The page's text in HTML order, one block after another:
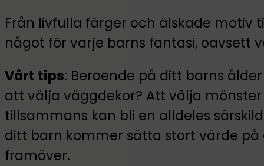
Från livfulla färger och älskade motiv
något för varje barns fantasi, oavsett
Vårt tips: Beroende på ditt barns
att välja väggdekor? Att välja
tillsammans kan bli en alldeles
ditt barn kommer sätta stort värde
framöver.